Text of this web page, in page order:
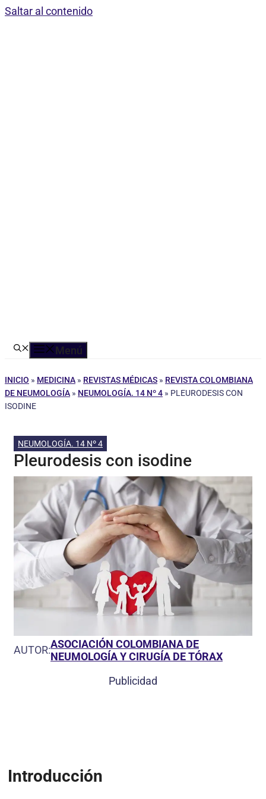
Saltar al contenido
Menú
INICIO » MEDICINA » REVISTAS MÉDICAS » REVISTA COLOMBIANA
DE NEUMOLOGÍA » NEUMOLOGÍA. 14 Nº 4 » PLEURODESIS CON
ISODINE
NEUMOLOGÍA. 14 Nº 4
Pleurodesis con isodine
AUTOR:ASOCIACIÓN COLOMBIANA DE
NEUMOLOGÍA Y CIRUGÍA DE TÓRAX
Publicidad
Introducción